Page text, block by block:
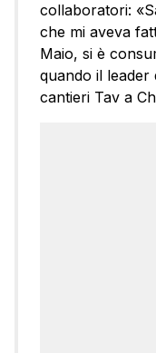
collaboratori:
che mi aveva
Maio, si è
quando il leader
cantieri Tav a